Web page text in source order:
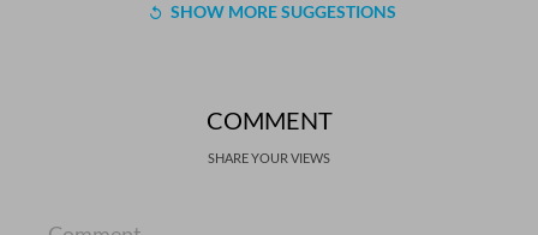
SHOW MORE SUGGESTIONS
COMMENT
SHARE YOUR VIEWS